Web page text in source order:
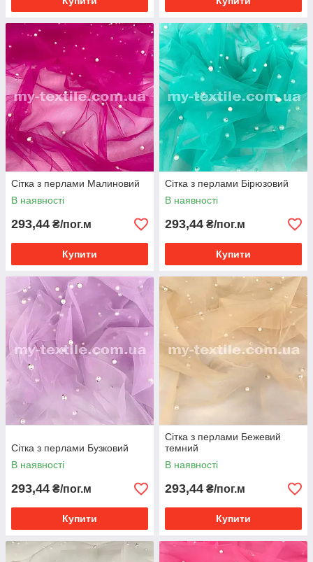
Сітка з перлами Малиновий
В наявності
293,44 ₴/пог.м
Купити
Сітка з перлами Бірюзовий
В наявності
293,44 ₴/пог.м
Купити
Сітка з перлами Бузковий
В наявності
293,44 ₴/пог.м
Купити
Сітка з перлами Бежевий
темний
В наявності
293,44 ₴/пог.м
Купити